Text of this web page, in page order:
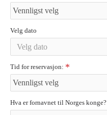
Velg dato
Tid for reservasjon:
Hva er fornavnet til Norges konge?